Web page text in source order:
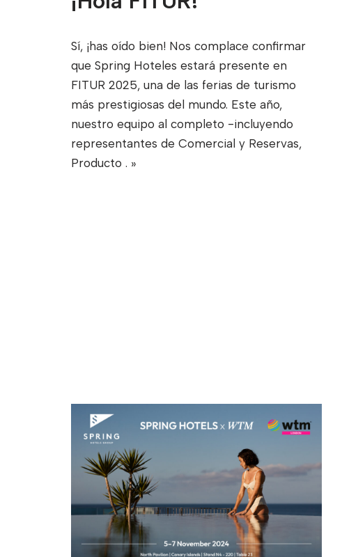
Sí, ¡has oído bien! Nos complace confirmar
que Spring Hoteles estará presente en
FITUR 2025, una de las ferias de turismo
más prestigiosas del mundo. Este año,
nuestro equipo al completo -incluyendo
representantes de Comercial y Reservas,
Producto . »